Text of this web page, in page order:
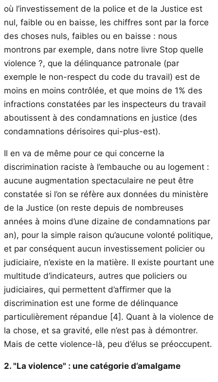
où l’investissement de la police et de la Justice est
nul, faible ou en baisse, les chiffres sont par la force
des choses nuls, faibles ou en baisse : nous
montrons par exemple, dans notre livre Stop quelle
violence ?, que la délinquance patronale (par
exemple le non-respect du code du travail) est de
moins en moins contrôlée, et que moins de 1% des
infractions constatées par les inspecteurs du travail
aboutissent à des condamnations en justice (des
condamnations dérisoires qui-plus-est).
Il en va de même pour ce qui concerne la
discrimination raciste à l’embauche ou au logement :
aucune augmentation spectaculaire ne peut être
constatée si l’on se réfère aux données du ministère
de la Justice (on reste depuis de nombreuses
années à moins d’une dizaine de condamnations par
an), pour la simple raison qu’aucune volonté politique,
et par conséquent aucun investissement policier ou
judiciaire, n’existe en la matière. Il existe pourtant une
multitude d’indicateurs, autres que policiers ou
judiciaires, qui permettent d’affirmer que la
discrimination est une forme de délinquance
particulièrement répandue [4] . Quant à la violence de
la chose, et sa gravité, elle n’est pas à démontrer.
Mais de cette violence-là, peu d’élus se préoccupent.
2. "La violence" : une catégorie d’amalgame